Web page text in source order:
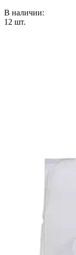
В наличии:
12 шт.